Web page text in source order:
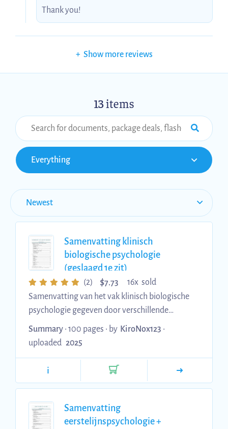
Thank you!
+ Show more reviews
13items
Everything
Samenvatting klinisch
biologische psychologie
(geslaagd 1e zit)
(2) $7.73
16x sold
Samenvatting van het vak klinisch biologische
psychologie gegeven door verschillende
gastprofessoren (aangegeven bij titel) in
academiejaar '24-'25. Ik maak hem zo snel
Summary • 100 pages • by KiroNox123 •
uploaded 2025
i
Samenvatting
eerstelijnspsychologie +